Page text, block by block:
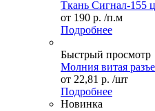
Ткань Сигнал-155
от 190 р. /п.м
Подробнее
Быстрый просмотр
Молния витая
от 22,81 р. /шт
Подробнее
Новинка